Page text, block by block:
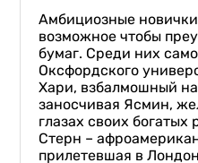
Амбициозные
возможное чтобы
бумаг. Среди них
Оксфордского
Хари, взбалмошный
заносчивая Ясмин,
глазах своих
Стерн –
прилетевшая в